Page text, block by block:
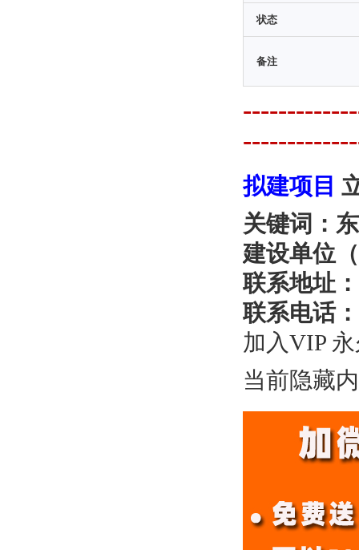
状态
备注
拟建项目
关键词：
建设单位
联系地址
联系电话
加入VIP
当前隐藏